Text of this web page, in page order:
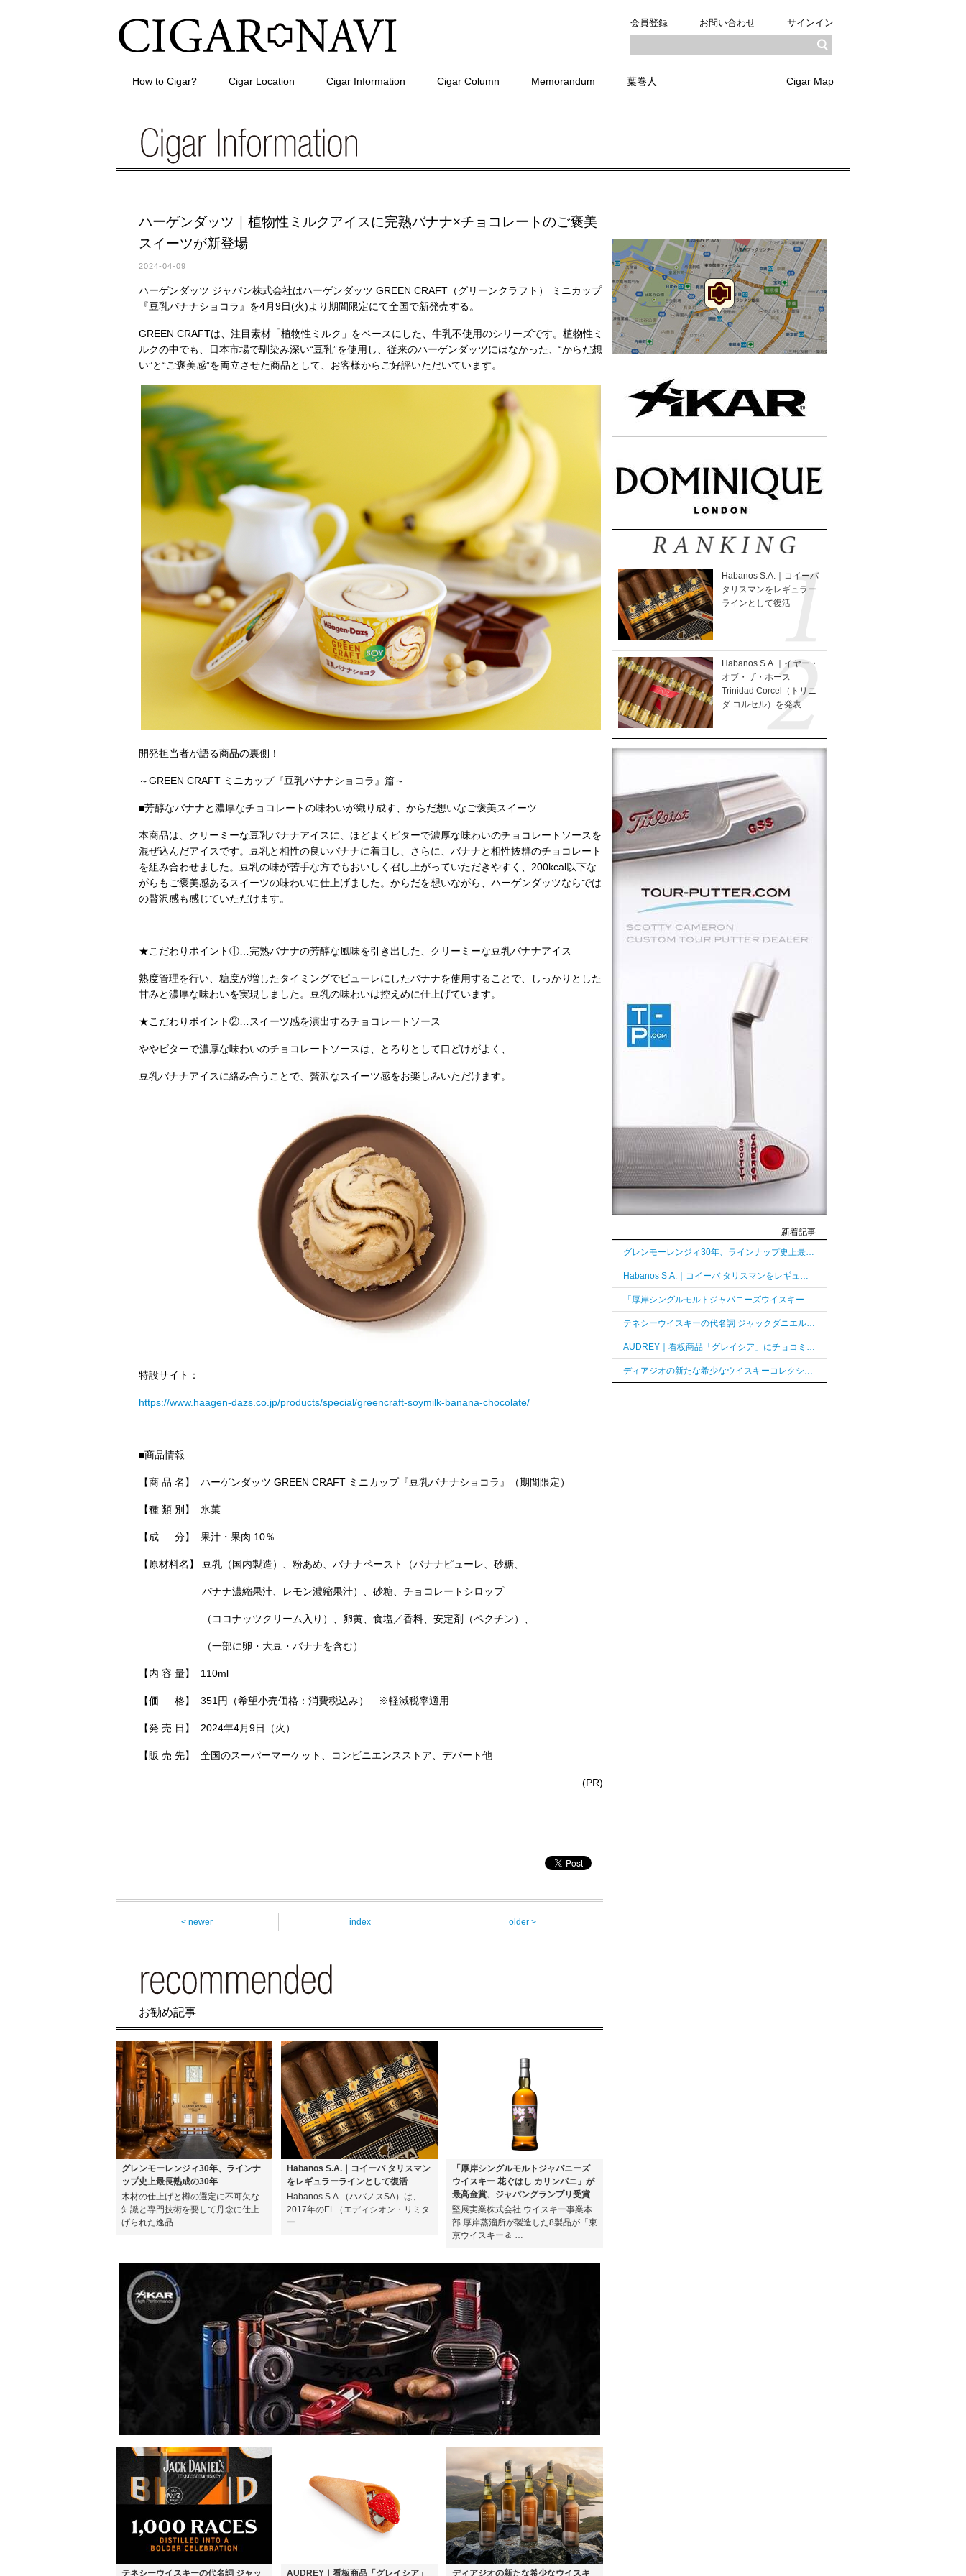
会員登録 お問い合わせ サインイン
How to Cigar? Cigar Location Cigar Information Cigar Column Memorandum 葉巻人 Cigar Map
ハーゲンダッツ｜植物性ミルクアイスに完熟バナナ×チョコレートのご褒美
スイーツが新登場
2024-04-09
ハーゲンダッツ ジャパン株式会社はハーゲンダッツ GREEN CRAFT（グリーンクラフト） ミニカップ
『豆乳バナナショコラ』を4月9日(火)より期間限定にて全国で新発売する。
GREEN CRAFTは、注目素材「植物性ミルク」をベースにした、牛乳不使用のシリーズです。植物性ミ
ルクの中でも、日本市場で馴染み深い“豆乳”を使用し、従来のハーゲンダッツにはなかった、“からだ想
い”と“ご褒美感”を両立させた商品として、お客様からご好評いただいています。
開発担当者が語る商品の裏側！
～GREEN CRAFT ミニカップ『豆乳バナナショコラ』篇～
■芳醇なバナナと濃厚なチョコレートの味わいが織り成す、からだ想いなご褒美スイーツ
本商品は、クリーミーな豆乳バナナアイスに、ほどよくビターで濃厚な味わいのチョコレートソースを
混ぜ込んだアイスです。豆乳と相性の良いバナナに着目し、さらに、バナナと相性抜群のチョコレート
を組み合わせました。豆乳の味が苦手な方でもおいしく召し上がっていただきやすく、200kcal以下な
がらもご褒美感あるスイーツの味わいに仕上げました。からだを想いながら、ハーゲンダッツならでは
の贅沢感も感じていただけます。
★こだわりポイント①…完熟バナナの芳醇な風味を引き出した、クリーミーな豆乳バナナアイス
熟度管理を行い、糖度が増したタイミングでピューレにしたバナナを使用することで、しっかりとした
甘みと濃厚な味わいを実現しました。豆乳の味わいは控えめに仕上げています。
★こだわりポイント②…スイーツ感を演出するチョコレートソース
ややビターで濃厚な味わいのチョコレートソースは、とろりとして口どけがよく、
豆乳バナナアイスに絡み合うことで、贅沢なスイーツ感をお楽しみいただけます。
特設サイト：
https://www.haagen-dazs.co.jp/products/special/greencraft-soymilk-banana-chocolate/
■商品情報
【商 品 名】 ハーゲンダッツ GREEN CRAFT ミニカップ『豆乳バナナショコラ』（期間限定）
【種 類 別】 氷菓
【成 分】 果汁・果肉 10％
【原材料名】 豆乳（国内製造）、粉あめ、バナナペースト（バナナピューレ、砂糖、
バナナ濃縮果汁、レモン濃縮果汁）、砂糖、チョコレートシロップ
（ココナッツクリーム入り）、卵黄、食塩／香料、安定剤（ペクチン）、
（一部に卵・大豆・バナナを含む）
【内 容 量】 110ml
【価 格】 351円（希望小売価格：消費税込み） ※軽減税率適用
【発 売 日】 2024年4月9日（火）
【販 売 先】 全国のスーパーマーケット、コンビニエンスストア、デパート他
(PR)
< newer index older >
お勧め記事
グレンモーレンジィ30年、ラインナ
ップ史上最長熟成の30年
木材の仕上げと樽の選定に不可欠な
知識と専門技術を要して丹念に仕上
げられた逸品
Habanos S.A.｜コイーバ タリスマン
をレギュラーラインとして復活
Habanos S.A.（ハバノスSA）は、
2017年のEL（エディシオン・リミタ
ー …
「厚岸シングルモルトジャパニーズ
ウイスキー 花ぐはし カリンパニ」が
最高金賞、ジャパングランプリ受賞
堅展実業株式会社 ウイスキー事業本
部 厚岸蒸溜所が製造した8製品が「東
京ウイスキー＆ …
テネシーウイスキーの代名詞 ジャッ AUDREY｜看板商品「グレイシア」 ディアジオの新たな希少なウイスキ
Habanos S.A.｜コイーバ
タリスマンをレギュラー
ラインとして復活
Habanos S.A.｜イヤー・
オブ・ザ・ホース
Trinidad Corcel（トリニ
ダ コルセル）を発表
新着記事
グレンモーレンジィ30年、ラインナップ史上最長熟成の30年
Habanos S.A.｜コイーバ タリスマンをレギュラーラインとして復活
「厚岸シングルモルトジャパニーズウイスキー 花ぐはし カリンパニ」が最高金賞、ジャパングランプリ受賞
テネシーウイスキーの代名詞 ジャックダニエル「ジャックダニエル マクラーレン2026ラベル」を数量限定発売
AUDREY｜看板商品「グレイシア」にチョコミントフレーバー「グレイシア チョコミンティ」が新登場
ディアジオの新たな希少なウイスキーコレクション「レア シリーズ」が2026年7月7日（火）より日本発売